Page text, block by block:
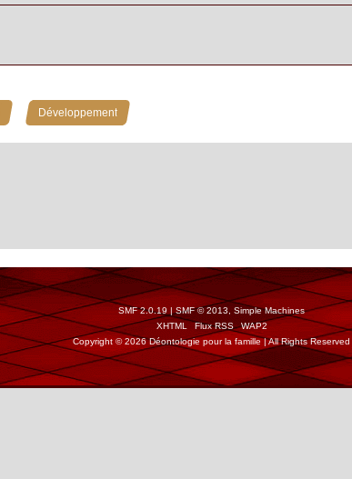
» Développement
SMF 2.0.19 | SMF © 2013
Simple Machines
XHTML
Flux RSS
WAP2
Copyright © 2026 Déontologie pour la famille | All Rights Reserved